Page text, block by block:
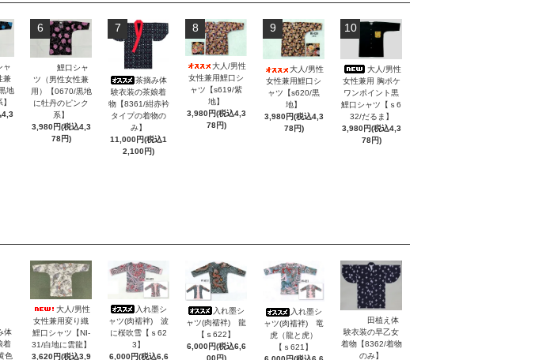
ャ
兼
地
4,3
6
鯉口シャ
ツ（男性女性兼
用）【0670/黒地
に牡丹のピンク
系】
3,980円(税込4,3
78円)
7
茶摘み体
験衣装の茶娘着
物【8361/紺赤衿
タイプの着物の
み】
11,000円(税込1
2,100円)
8
大人/男性
女性兼用鯉口シ
ャツ【s619/紫
地】
3,980円(税込4,3
78円)
9
大人/男性
女性兼用鯉口シ
ャツ【s620/黒
地】
3,980円(税込4,3
78円)
10
大人/男性
女性兼用 胸ポケ
ワンポイント黒
鯉口シャツ【ｓ6
32/だるま】
3,980円(税込4,3
78円)
体
着
色
大人/男性
女性兼用変り織
鯉口シャツ【NI-
31/白地に雲龍】
3,620円(税込3,9
入れ墨シ
ャツ(肉襦袢) 波
に桜吹雪【ｓ62
3】
6,000円(税込6,6
入れ墨シ
ャツ(肉襦袢) 龍
【ｓ622】
6,000円(税込6,6
00円)
入れ墨シ
ャツ(肉襦袢) 竜
虎（龍と虎）
【ｓ621】
田植え体
験衣装の早乙女
着物【8362/着物
のみ】